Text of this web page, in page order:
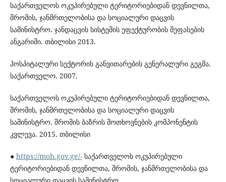
საქართველოს ოკუპირებული ტერიტორიებიდან დევნილთა,
შრომის, ჯანმრთელობისა და სოციალური დაცვის
სამინისტრო. ჯანდაცვის სისტემის ეფექტურობის შეფასების
ანგარიში. თბილისი 2013.
ჰოსპიტალური სექტორის განვითარების გენერალური გეგმა.
საქართველო. 2007.
საქართველოს ოკუპირებული ტერიტორიებიდან დევნილთა,
შრომის, ჯანმრთელობისა და სოციალური დაცვის
სამინისტრო. შრომის ბაზრის მოთხოვნების კომპონენტის
კვლევა. 2015. თბილისი
● https://moh.gov.ge/-საქართველოს ოკუპირებული
ტერიტორიებიდან დევნილთა, შრომის, ჯანმრთელობისა და